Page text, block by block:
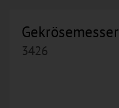
Gekrösemesser
3426